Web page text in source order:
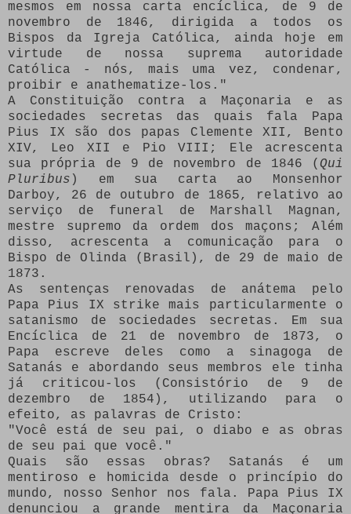
mesmos em nossa carta encíclica, de 9 de
novembro de 1846, dirigida a todos os
Bispos da Igreja Católica, ainda hoje em
virtude de nossa suprema autoridade
Católica - nós, mais uma vez, condenar,
proibir e anathematize-los."
A Constituição contra a Maçonaria e as
sociedades secretas das quais fala Papa
Pius IX são dos papas Clemente XII, Bento
XIV, Leo XII e Pio VIII; Ele acrescenta
sua própria de 9 de novembro de 1846 ( Qui
Pluribus ) em sua carta ao Monsenhor
Darboy, 26 de outubro de 1865, relativo ao
serviço de funeral de Marshall Magnan,
mestre supremo da ordem dos maçons; Além
disso, acrescenta a comunicação para o
Bispo de Olinda (Brasil), de 29 de maio de
1873.
As sentenças renovadas de anátema pelo
Papa Pius IX strike mais particularmente o
satanismo de sociedades secretas. Em sua
Encíclica de 21 de novembro de 1873, o
Papa escreve deles como a sinagoga de
Satanás e abordando seus membros ele tinha
já criticou-los (Consistório de 9 de
dezembro de 1854), utilizando para o
efeito, as palavras de Cristo:
"Você está de seu pai, o diabo e as obras
de seu pai que você."
Quais são essas obras? Satanás é um
mentiroso e homicida desde o princípio do
mundo, nosso Senhor nos fala. Papa Pius IX
denunciou a grande mentira da Maçonaria